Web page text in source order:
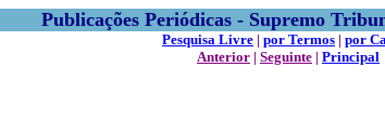
Publicações Periódicas - Supremo
Pesquisa Livre | por Termos | por
Anterior | Seguinte | Principal